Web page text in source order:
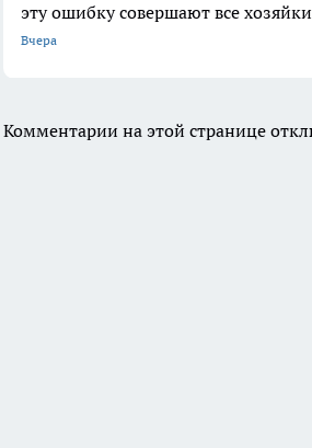
эту ошибку совершают все
Вчера
Комментарии на этой странице